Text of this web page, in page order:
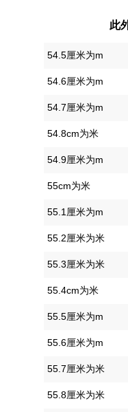
此
54.5厘米为m
54.6厘米为m
54.7厘米为m
54.8cm为米
54.9厘米为m
55cm为米
55.1厘米为m
55.2厘米为米
55.3厘米为米
55.4cm为米
55.5厘米为m
55.6厘米为m
55.7厘米为米
55.8厘米为米